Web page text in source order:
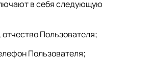
в себя следующую
Пользователя;
Пользователя;